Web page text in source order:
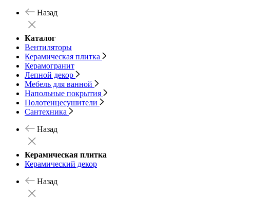
Назад
Каталог
Вентиляторы
Керамическая плитка
Керамогранит
Лепной декор
Мебель для ванной
Напольные покрытия
Полотенцесушители
Сантехника
Назад
Керамическая плитка
Керамический декор
Назад